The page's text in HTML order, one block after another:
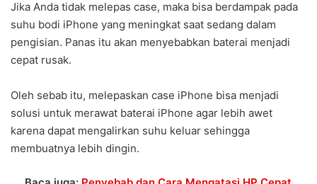
Jika Anda tidak melepas case, maka bisa berdampak pada
suhu bodi iPhone yang meningkat saat sedang dalam
pengisian. Panas itu akan menyebabkan baterai menjadi
cepat rusak.
Oleh sebab itu, melepaskan case iPhone bisa menjadi
solusi untuk merawat baterai iPhone agar lebih awet
karena dapat mengalirkan suhu keluar sehingga
membuatnya lebih dingin.